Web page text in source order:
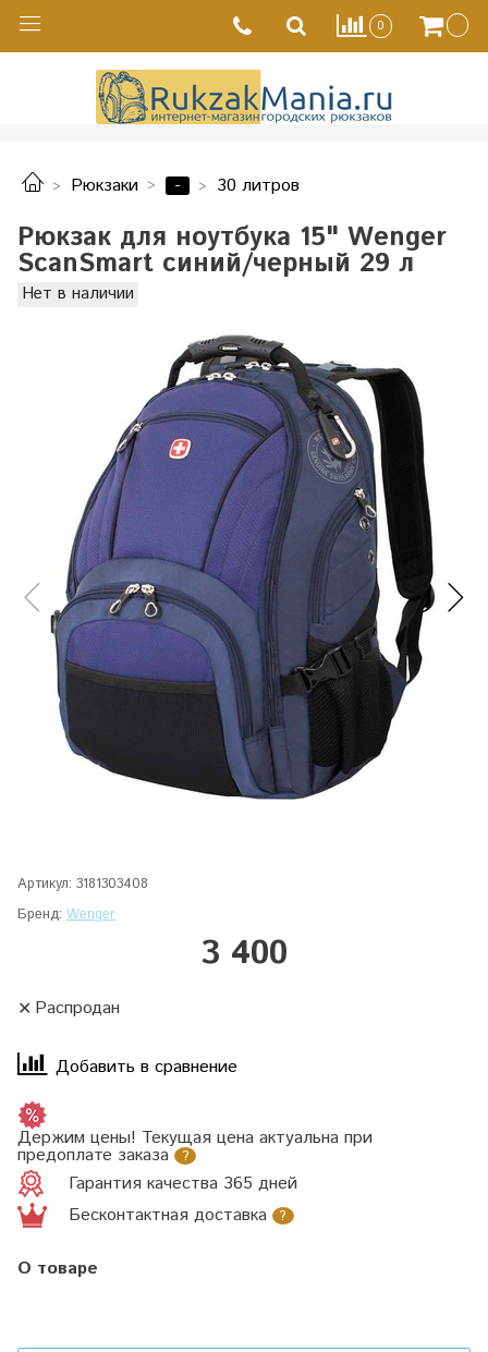
0
Рюкзаки - 30 литров
Рюкзак для ноутбука 15" Wenger
ScanSmart синий/черный 29 л
Нет в наличии
Артикул: 3181303408
Бренд: Wenger
3 400
Распродан
Добавить в сравнение
Держим цены! Текущая цена актуальна при
предоплате заказа ?
Гарантия качества 365 дней
Бесконтактная доставка
?
О товаре